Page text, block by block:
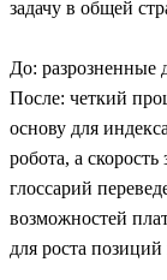
задачу в общей
До: разрозненные
После: четкий
основу для
робота, а
глоссарий
возможностей
для роста